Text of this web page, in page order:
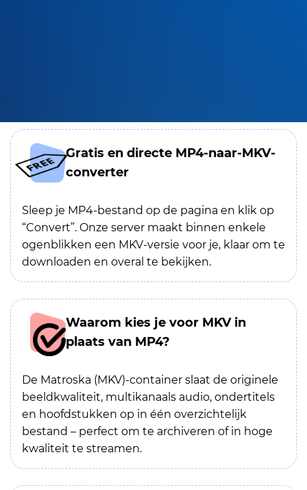
Gratis en directe MP4-naar-MKV-
converter
Sleep je MP4-bestand op de pagina en klik op
“Convert”. Onze server maakt binnen enkele
ogenblikken een MKV-versie voor je, klaar om te
downloaden en overal te bekijken.
Waarom kies je voor MKV in
plaats van MP4?
De Matroska (MKV)-container slaat de originele
beeldkwaliteit, multikanaals audio, ondertitels
en hoofdstukken op in één overzichtelijk
bestand – perfect om te archiveren of in hoge
kwaliteit te streamen.